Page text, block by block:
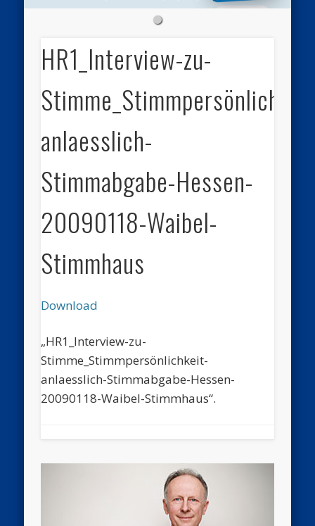
HR1_Interview-zu-
anlaesslich-
Stimmabgabe-Hessen-
20090118-Waibel-
Stimmhaus
Download
„HR1_Interview-zu-
Stimme_Stimmpersönlichkeit-
anlaesslich-Stimmabgabe-Hessen-
20090118-Waibel-Stimmhaus“.